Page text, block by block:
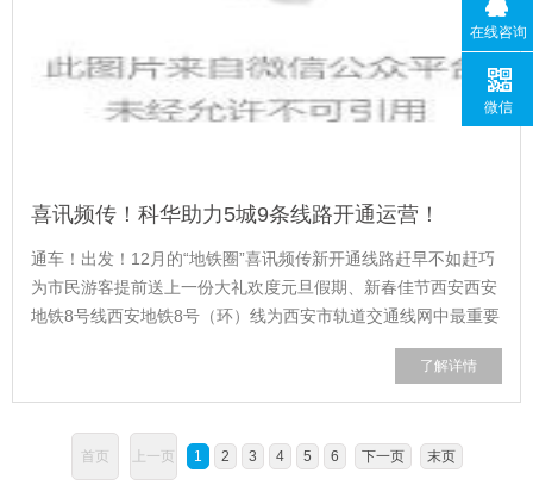
喜讯频传！科华助力5城9条线路开通运营！
通车！出发！12月的“地铁圈”喜讯频传新开通线路赶早不如赶巧
为市民游客提前送上一份大礼欢度元旦假期、新春佳节西安西安
地铁8号线西安地铁8号（环）线为西安市轨道交通线网中最重要
的骨干线路，也是线网规划中的唯一一条环线，线路全长约50公
里。采用国际最高自动化等级GoA4级的无人驾驶系统，首次将
全自动运行...
了解详情
首页 上一页 1 2 3 4 5 6 下一页 末页
在线咨询
微信